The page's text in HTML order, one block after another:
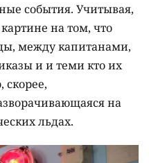
события. Учитывая,
на том, что
между капитанами,
и и теми кто их
скорее,
на
льдах.